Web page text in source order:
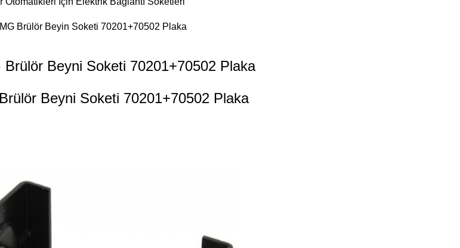
Brülör Beyin Soketi 70201+70502 Plaka
Beyni Soketi 70201+70502 Plaka
Beyni Soketi 70201+70502 Plaka